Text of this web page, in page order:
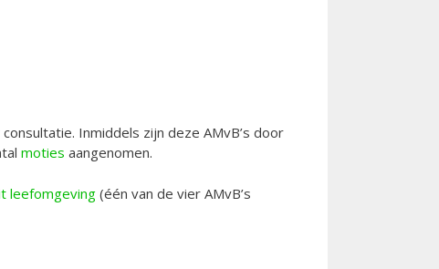
Inmiddels zijn deze AMvB’s door
moties aangenomen.
leefomgeving (één van de vier AMvB’s